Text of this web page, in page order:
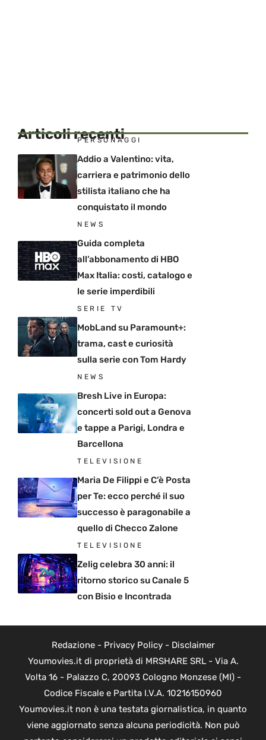
Articoli recenti
PERSONAGGI
Addio a Valentino: vita,
carriera e patrimonio dello
stilista italiano che ha
conquistato il mondo
NEWS
Guida completa
all’abbonamento di HBO
Max Italia: costi, catalogo e
le serie imperdibili
SERIE TV
MobLand su Paramount+:
trama, cast e curiosità
sulla serie con Tom Hardy
NEWS
Bresh Live in Europa:
concerti sold out a Genova
e tappe a Parigi, Londra e
Barcellona
TELEVISIONE
Maria De Filippi e C’è Posta
per Te: ecco perché il suo
successo è paragonabile a
quello di Checco Zalone
TELEVISIONE
Zelig celebra 30 anni: il
ritorno storico su Canale 5
con Bisio e Incontrada
Redazione- Privacy Policy- Disclaimer
Youmovies.it di proprietà di MRSHARE SRL - Via A.
Volta 16 - Palazzo C, 20093 Cologno Monzese (MI) -
Codice Fiscale e Partita I.V.A. 10216150960
Youmovies.it non è una testata giornalistica, in quanto
viene aggiornato senza alcuna periodicità. Non può